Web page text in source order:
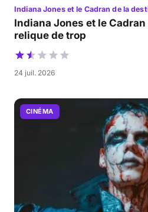
Indiana Jones et le Cadran de la
Indiana Jones et le
relique de trop
24 juil. 2026
CINÉMA